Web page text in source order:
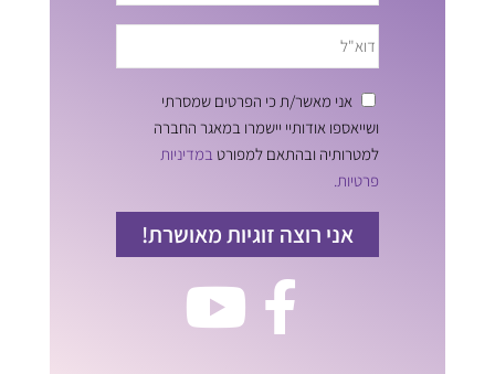
אני מאשר/ת כי הפרטים שמסרתי
ושייאספו אודותיי יישמרו במאגר החברה
למטרותיה ובהתאם למפורט במדיניות
פרטיות.
אני רוצה זוגיות מאושרת!